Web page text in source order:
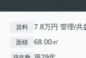
賃料 7.8万円 管理/共
面積 68.00㎡